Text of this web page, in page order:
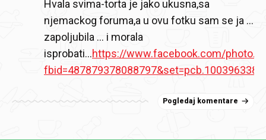
Hvala svima-torta je jako ukusna,sa
njemackog foruma,a u ovu fotku sam se ja ...
zapoljubila ... i morala
isprobati...https://www.facebook.com/
Pogledaj komentare